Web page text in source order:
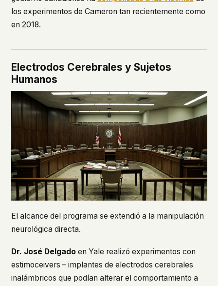
los experimentos de Cameron tan recientemente como
en 2018.
Electrodos Cerebrales y Sujetos
Humanos
El alcance del programa se extendió a la manipulación
neurológica directa.
Dr. José Delgadoen Yale realizó experimentos con
estimoceivers – implantes de electrodos cerebrales
inalámbricos que podían alterar el comportamiento a